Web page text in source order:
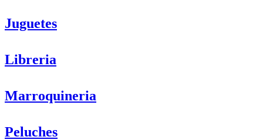
Juguetes
Libreria
Marroquineria
Peluches